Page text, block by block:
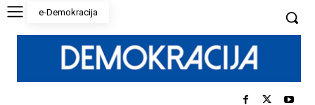
e-Demokracija